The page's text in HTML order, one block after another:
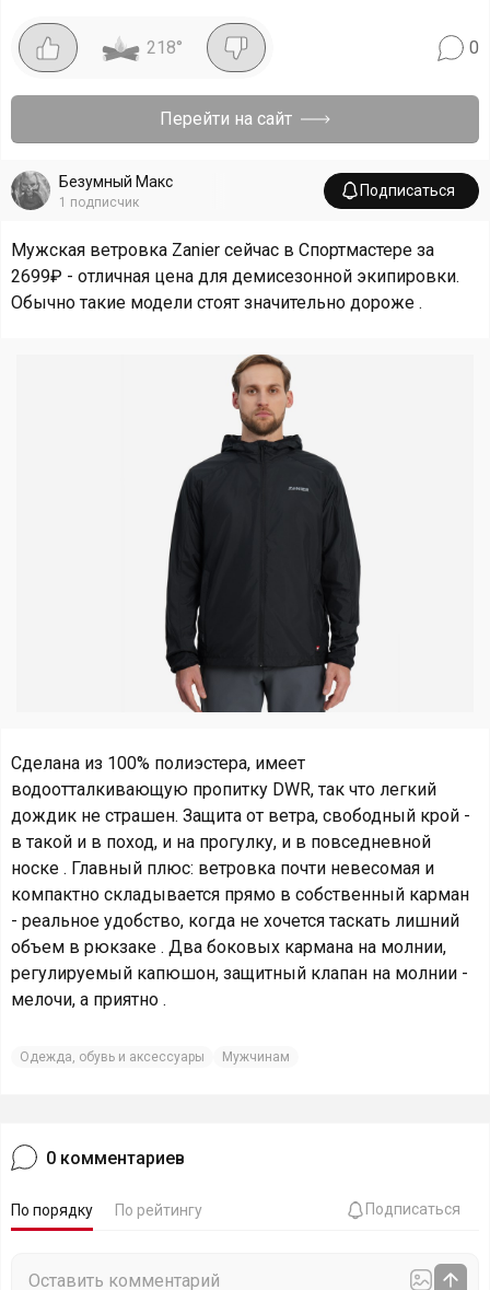
218° 0
Перейти на сайт
Безумный Макс
1 подписчик
Подписаться
Мужская ветровка Zanier сейчас в Спортмастере за
2699₽ - отличная цена для демисезонной экипировки.
Обычно такие модели стоят значительно дороже .
Сделана из 100% полиэстера, имеет
водоотталкивающую пропитку DWR, так что легкий
дождик не страшен. Защита от ветра, свободный крой -
в такой и в поход, и на прогулку, и в повседневной
носке . Главный плюс: ветровка почти невесомая и
компактно складывается прямо в собственный карман
- реальное удобство, когда не хочется таскать лишний
объем в рюкзаке . Два боковых кармана на молнии,
регулируемый капюшон, защитный клапан на молнии -
мелочи, а приятно .
Одежда, обувь и аксессуары Мужчинам
0 комментариев
По порядку По рейтингу Подписаться